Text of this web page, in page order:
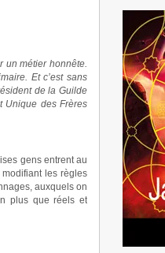
un métier honnête.
Et c’est sans
de la Guilde
Unique des Frères
gens entrent au
les règles
auxquels on
plus que réels et